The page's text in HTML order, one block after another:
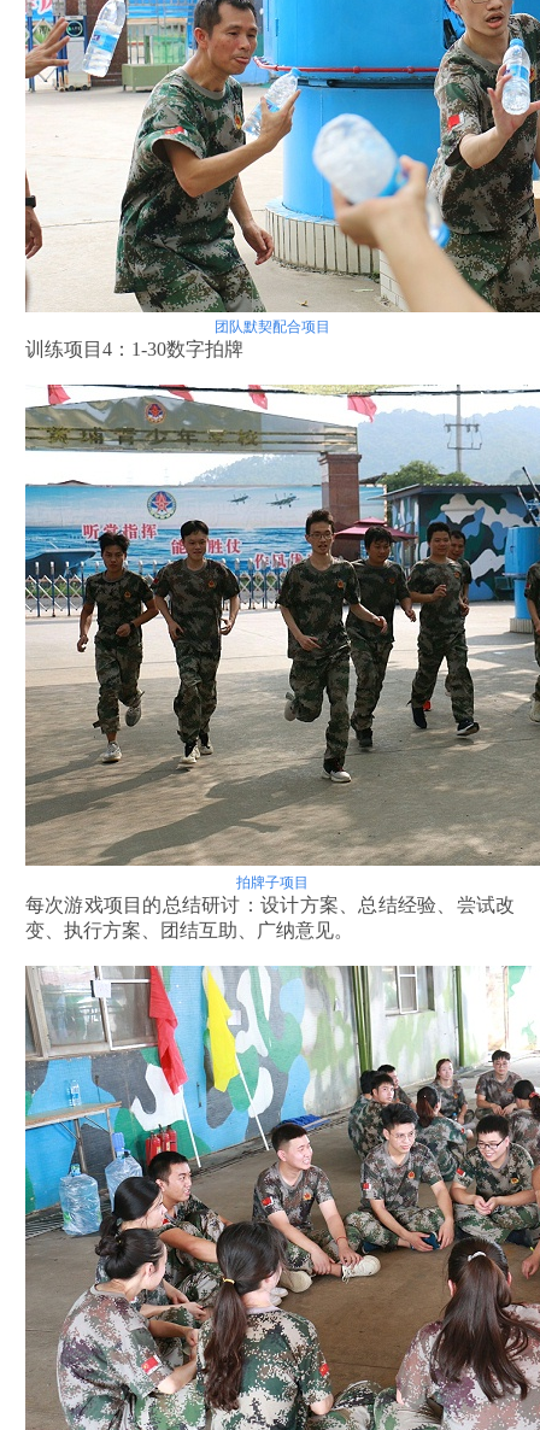
团队默契配合项目
训练项目4：1-30数字拍牌
拍牌子项目
每次游戏项目的总结研讨：设计方案、总结经验、尝试改
变、执行方案、团结互助、广纳意见。